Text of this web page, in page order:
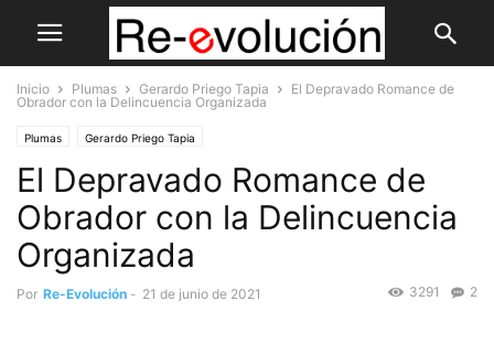
Inicio Plumas Gerardo Priego Tapia
El Depravado Romance de
Obrador con la Delincuencia Organizada
Plumas Gerardo Priego Tapia
El Depravado Romance de
Obrador con la Delincuencia
Organizada
Por Re-Evolución - 21 de junio de 2021 2
3291